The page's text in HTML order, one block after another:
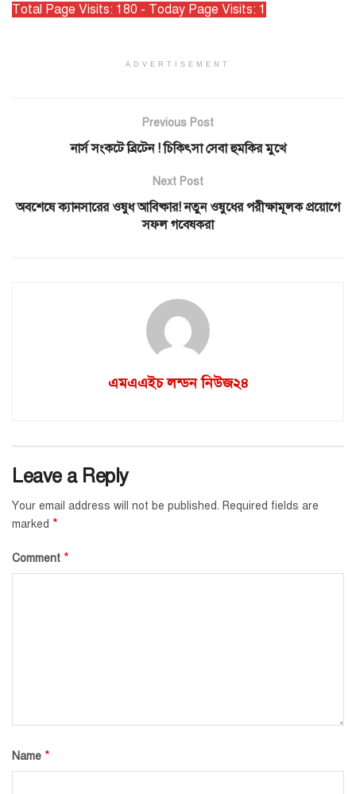
Total Page Visits: 180 - Today Page Visits: 1
ADVERTISEMENT
Previous Post
নার্স সংকটে ব্রিটেন ! চিকিৎসা সেবা হুমকির মুখে
Next Post
অবশেষে ক্যানসারের ওষুধ আবিষ্কার! নতুন ওষুধের পরীক্ষামূলক প্রয়োগে
সফল গবেষকরা
এমএএইচ লন্ডন নিউজ২৪
Leave a Reply
Your email address will not be published. Required fields are
marked *
Comment *
Name *